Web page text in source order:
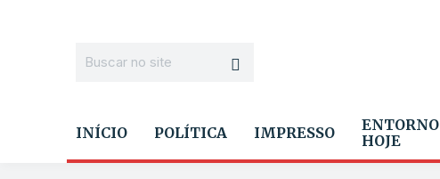
INÍCIO POLÍTICA IMPRESSO
ENTORNO
HOJE